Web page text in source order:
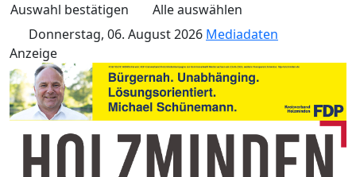
Auswahl bestätigen
Alle auswählen
Donnerstag, 06. August 2026 Mediadaten
Anzeige